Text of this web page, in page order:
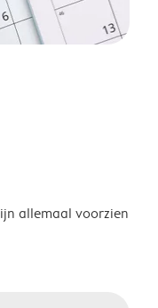
allemaal voorzien